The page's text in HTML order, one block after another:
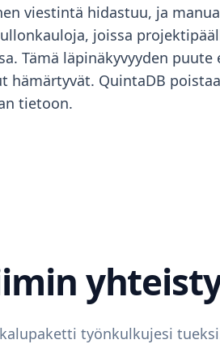
viestintä hidastuu, ja
joissa
Tämä läpinäkyvyyden
QuintaDB
tietoon.
työnkulkujesi